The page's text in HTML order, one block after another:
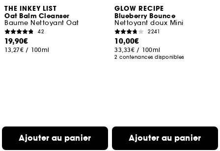
THE INKEY LIST
Oat Balm Cleanser
Baume Nettoyant Oat
42
19,90€
13,27€ / 100ml
Ajouter au panier
GLOW RECIPE
Blueberry Bounce
Nettoyant doux Mini
2241
10,00€
33,33€ / 100ml
2 contenances disponibles
Ajouter au panier